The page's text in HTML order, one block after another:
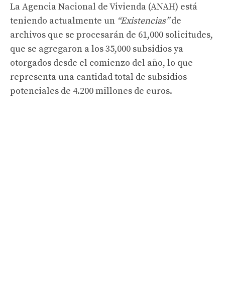
La Agencia Nacional de Vivienda (ANAH) está
teniendo actualmente un “Existencias”de
archivos que se procesarán de 61,000 solicitudes,
que se agregaron a los 35,000 subsidios ya
otorgados desde el comienzo del año, lo que
representa una cantidad total de subsidios
potenciales de 4.200 millones de euros.